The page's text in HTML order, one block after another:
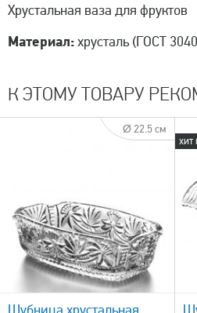
Хрустальная ваза для фруктов
Материал:хрусталь (ГОСТ
К ЭТОМУ ТОВАРУ
Ø 22.5 см
хит
быстрый просмотр